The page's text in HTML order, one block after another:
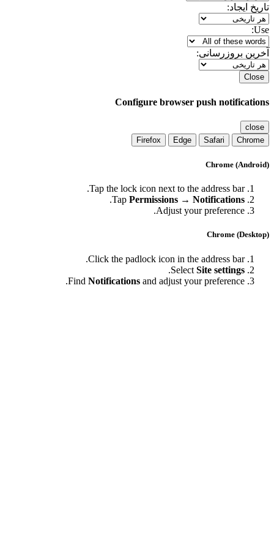
ایجاد:
بروزرسانی:
Configure browser push
Safari
Edge
Firefox
Chrome
Tap the lock icon next to the address bar.
TapPermissions → Notifications
.
Adjust your preference.
Chrome
Click the padlock icon in the address bar.
SelectSite settings
.
FindNotificationsand adjust your preference.